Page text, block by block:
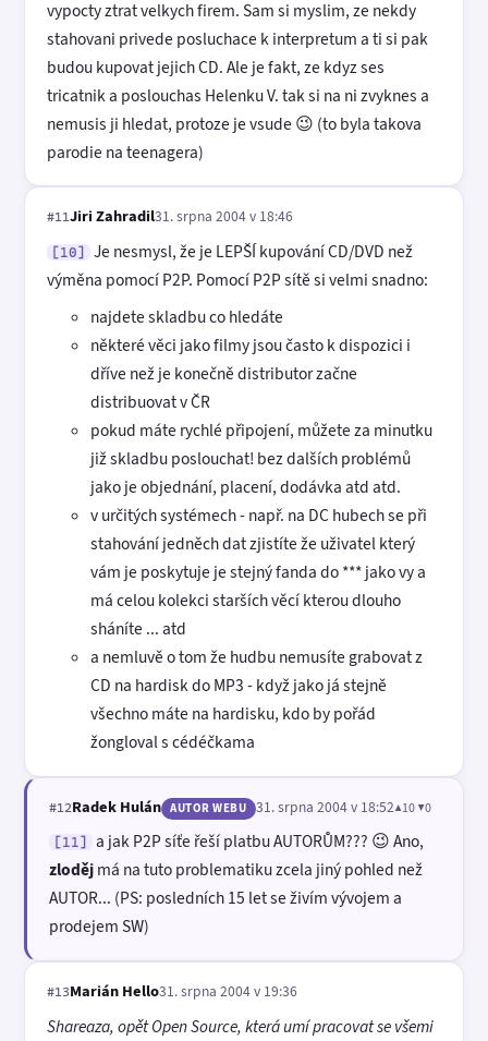
vypocty ztrat velkych firem. Sam si myslim, ze nekdy
stahovani privede posluchace k interpretum a ti si pak
budou kupovat jejich CD. Ale je fakt, ze kdyz ses
tricatnik a poslouchas Helenku V. tak si na ni zvyknes a
nemusis ji hledat, protoze je vsude 😉 (to byla takova
parodie na teenagera)
#11Jiri Zahradil31. srpna 2004 v 18:46
[10]
Je nesmysl, že je LEPŠÍ kupování CD/DVD než
výměna pomocí P2P. Pomocí P2P sítě si velmi snadno:
najdete skladbu co hledáte
některé věci jako filmy jsou často k dispozici i
dříve než je konečně distributor začne
distribuovat v ČR
pokud máte rychlé připojení, můžete za minutku
již skladbu poslouchat! bez dalších problémů
jako je objednání, placení, dodávka atd atd.
v určitých systémech - např. na DC hubech se při
stahování jedněch dat zjistíte že uživatel který
vám je poskytuje je stejný fanda do *** jako vy a
má celou kolekci starších věcí kterou dlouho
sháníte ... atd
a nemluvě o tom že hudbu nemusíte grabovat z
CD na hardisk do MP3 - když jako já stejně
všechno máte na hardisku, kdo by pořád
žongloval s cédéčkama
#12Radek Hulán AUTOR WEBU 31. srpna 2004 v 18:52▲10 ▼0
[11]
a jak P2P síťe řeší platbu AUTORŮM??? 😉 Ano,
zlodějmá na tuto problematiku zcela jiný pohled než
AUTOR... (PS: posledních 15 let se živím vývojem a
prodejem SW)
#13Marián Hello31. srpna 2004 v 19:36
Shareaza, opět Open Source, která umí pracovat se všemi